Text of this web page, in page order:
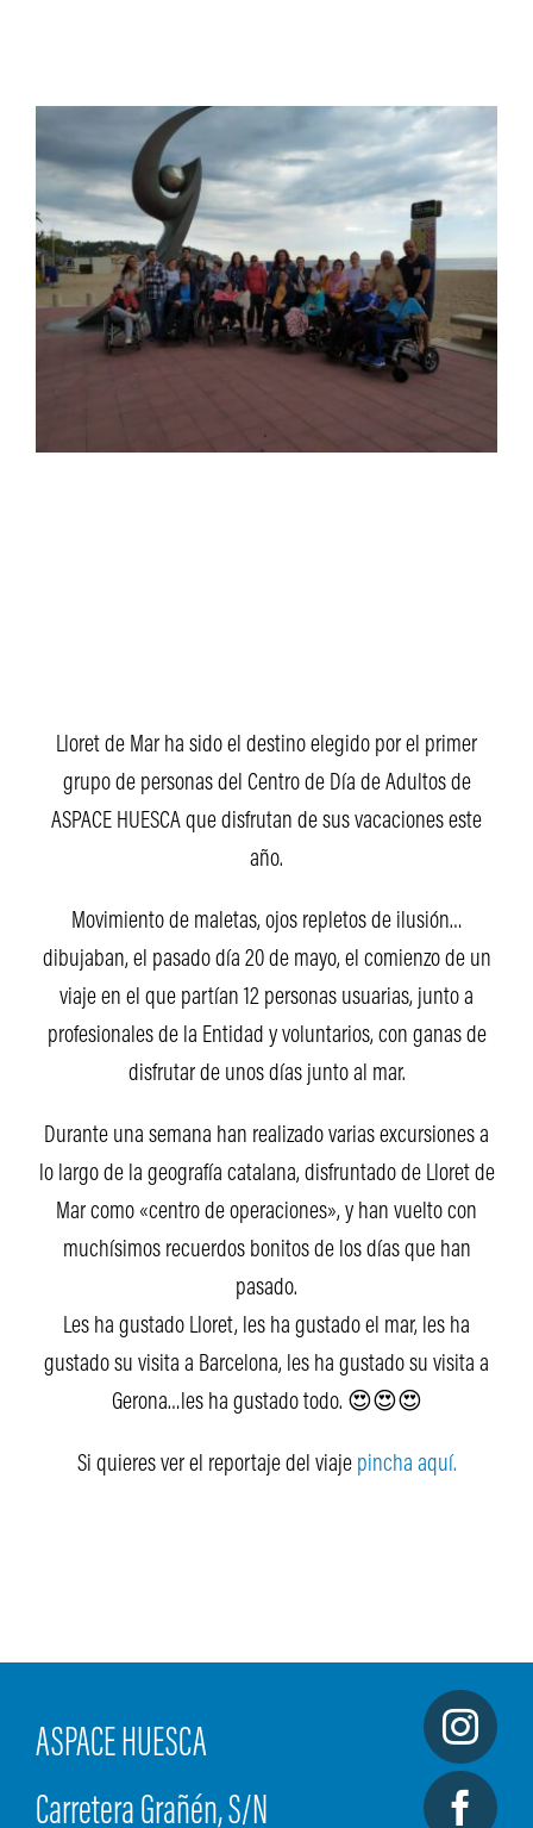
Lloret de Mar ha sido el destino elegido por el primer
grupo de personas del Centro de Día de Adultos de
ASPACE HUESCA que disfrutan de sus vacaciones este
año.
Movimiento de maletas, ojos repletos de ilusión…
dibujaban, el pasado día 20 de mayo, el comienzo de un
viaje en el que partían 12 personas usuarias, junto a
profesionales de la Entidad y voluntarios, con ganas de
disfrutar de unos días junto al mar.
Durante una semana han realizado varias excursiones a
lo largo de la geografía catalana, disfruntado de Lloret de
Mar como «centro de operaciones», y han vuelto con
muchísimos recuerdos bonitos de los días que han
pasado.
Les ha gustado Lloret, les ha gustado el mar, les ha
gustado su visita a Barcelona, les ha gustado su visita a
Gerona…les ha gustado todo. 😍😍😍
Si quieres ver el reportaje del viaje pincha aquí.
ASPACE HUESCA
Carretera Grañén, S/N